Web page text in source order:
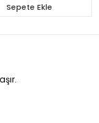
Sepete Ekle